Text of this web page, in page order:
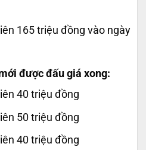
165 triệu đồng vào ngày
được đấu giá xong:
40 triệu đồng
50 triệu đồng
40 triệu đồng